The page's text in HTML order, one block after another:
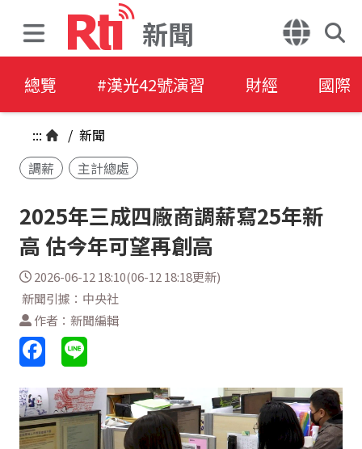
新聞
總覽 #漢光42號演習 財經 國際
::: / 新聞
調薪
主計總處
2025年三成四廠商調薪寫25年新
高 估今年可望再創高
2026-06-12 18:10(06-12 18:18更新)
新聞引據：中央社
作者：新聞編輯